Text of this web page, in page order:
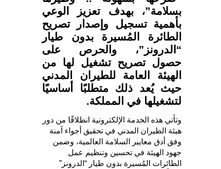
بسلامة”، بهدف تعزيز الوعي
بأهمية تسجيل وإصدار تصريح
الطائرة المُسيرة بدون طيار
“الدرونز”، والحرص على
حصول تصريح تشغيل لها من
الهيئة العامة للطيران المدني
حيث يُعد ذلك متطلبًا أساسيًا
لتشغيلها في المملكة.
وتأتي هذه الخدمة الإلكترونية انطلاقًا من دور
هيئة الطيران المدني في تحقيق أجواء آمنة
وفق أدق معايير السلامة العالمية، وضمن
جهود الهيئة في تحسين وتنظيم عمل
الطائرات المُسيرة بدون طيار “الدرونز”